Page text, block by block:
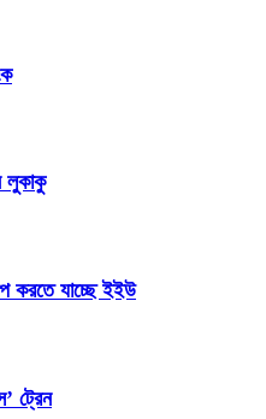
লুকাকু
করতে যাচ্ছে ইইউ
ট্রেন